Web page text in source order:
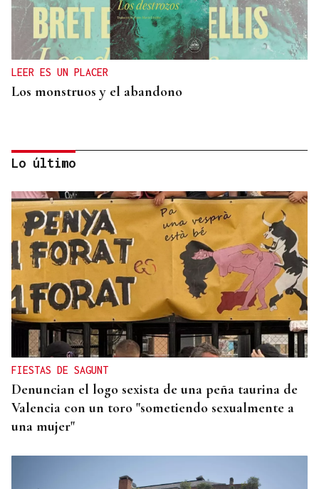
LEER ES UN PLACER
Los monstruos y el abandono
OBITUARIO
Muere a los 50 años el DJ francés Kavinsky, autor
del icónico tema "Nightcall"
Lo último
FIESTAS DE SAGUNT
Denuncian el logo sexista de una peña taurina de
Valencia con un toro "sometiendo sexualmente a
una mujer"